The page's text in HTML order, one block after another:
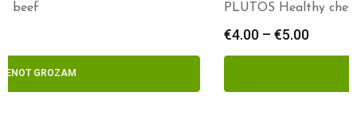
PLUTOS Healthy chews – duck